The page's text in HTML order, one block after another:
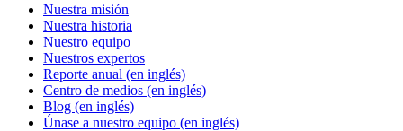
Nuestra misión
Nuestra historia
Nuestro equipo
Nuestros expertos
Reporte anual (en inglés)
Centro de medios (en inglés)
Blog (en inglés)
Únase a nuestro equipo (en inglés)